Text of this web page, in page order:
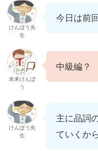
けんぼう先
生
今日は前
未来けんぼ
う
中級編？
けんぼう先
生
主に品詞
ていくか